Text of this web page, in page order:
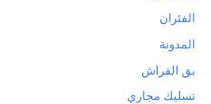
الفئران
المدونة
بق الفراش
تسليك مجاري